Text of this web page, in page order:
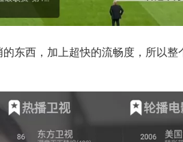
东西，加上超快的流畅度，所以整